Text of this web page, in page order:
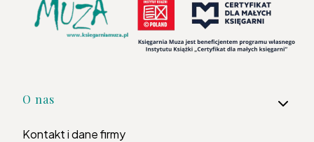
Linki w stopce
O nas
Kontakt i dane firmy